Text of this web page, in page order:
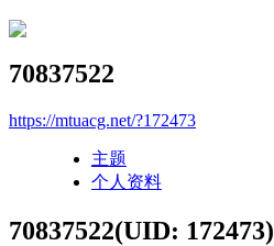
70837522
https://mtuacg.net/?172473
主题
个人资料
70837522(UID: 172473)